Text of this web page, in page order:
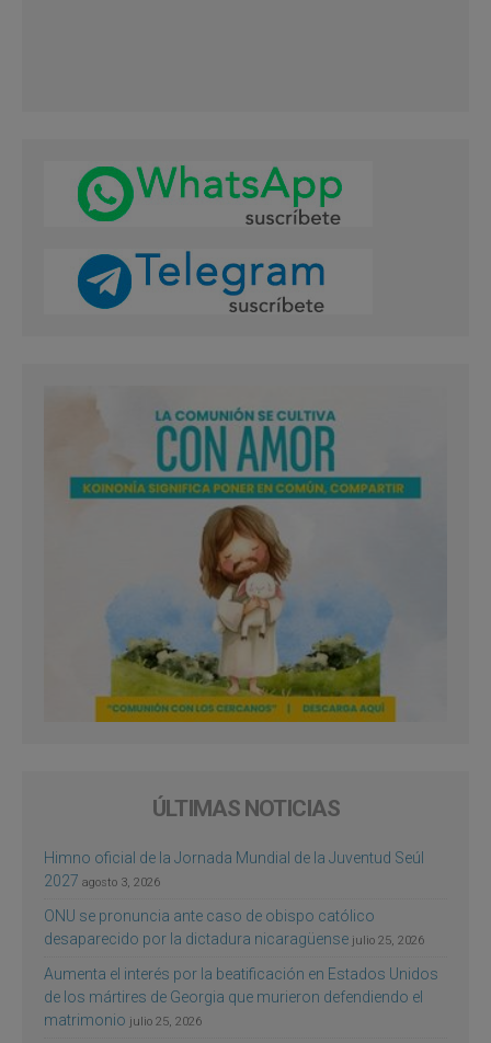
ÚLTIMAS NOTICIAS
Himno oficial de la Jornada Mundial de la Juventud Seúl
2027 agosto 3, 2026
ONU se pronuncia ante caso de obispo católico
desaparecido por la dictadura nicaragüense julio 25, 2026
Aumenta el interés por la beatificación en Estados Unidos
de los mártires de Georgia que murieron defendiendo el
matrimonio julio 25, 2026